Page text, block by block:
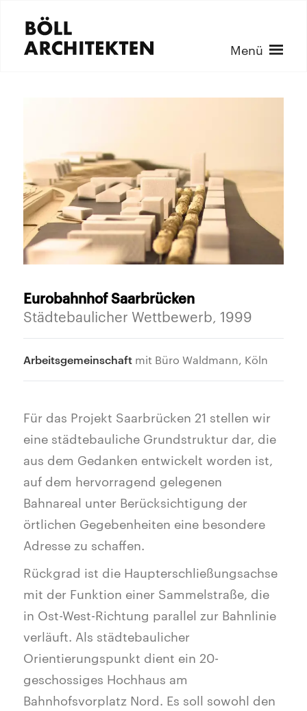
Menü
Eurobahnhof Saarbrücken
Städtebaulicher Wettbewerb, 1999
Arbeitsgemeinschaft mit Büro Waldmann, Köln
Für das Projekt Saarbrücken 21 stellen wir
eine städtebauliche Grundstruktur dar, die
aus dem Gedanken entwickelt worden ist,
auf dem hervorragend gelegenen
Bahnareal unter Berücksichtigung der
örtlichen Gegebenheiten eine besondere
Adresse zu schaffen.
Rückgrad ist die Haupterschließungsachse
mit der Funktion einer Sammelstraße, die
in Ost-West-Richtung parallel zur Bahnlinie
verläuft. Als städtebaulicher
Orientierungspunkt dient ein 20-
geschossiges Hochhaus am
Bahnhofsvorplatz Nord. Es soll sowohl den